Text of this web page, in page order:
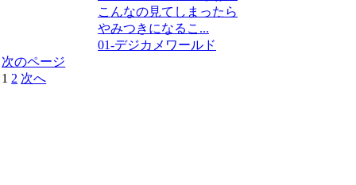
こんなの見てしまったら
やみつきになるこ...
01-デジカメワールド
次のページ
1 2 次へ